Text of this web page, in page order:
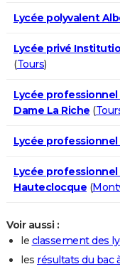
Lycée polyvalent
Lycée privé
(Tours)
Lycée
Dame La Riche (
Lycée
Lycée
Hauteclocque (
Voir aussi :
le classement des
les résultats du bac